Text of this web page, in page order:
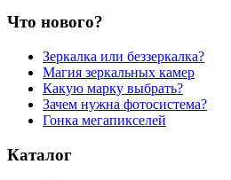
Что нового?
Зеркалка или беззеркалка?
Магия зеркальных камер
Какую марку выбрать?
Зачем нужна фотосистема?
Гонка мегапикселей
Каталог